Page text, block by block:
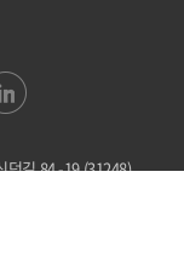
덕길 84 -19 (31248)